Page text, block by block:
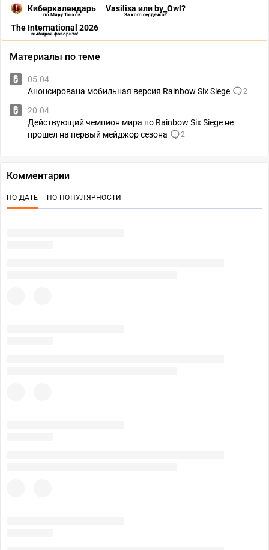
Киберкалендарь
по Миру Танков
Vasilisa или by_Owl?
За кого сердечко?
The International 2026
выбирай фаворита!
Материалы по теме
05.04
Анонсирована мобильная версия Rainbow Six Siege
2
20.04
Действующий чемпион мира по Rainbow Six Siege не
прошел на первый мейджор сезона
2
Комментарии
ПО ДАТЕ ПО ПОПУЛЯРНОСТИ